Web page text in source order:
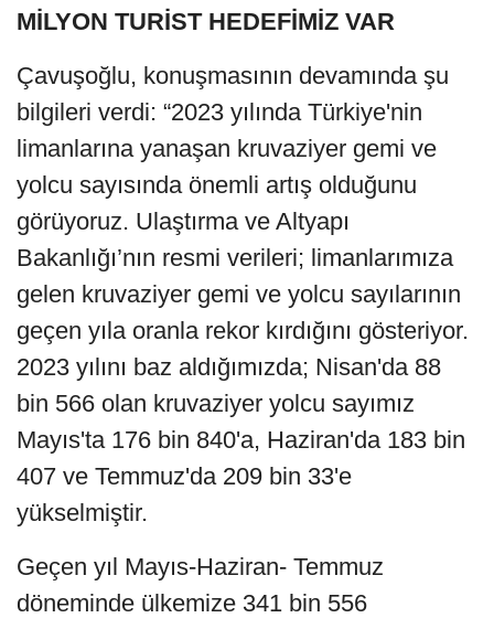
MİLYON TURİST HEDEFİMİZ VAR
Çavuşoğlu, konuşmasının devamında şu
bilgileri verdi: “2023 yılında Türkiye'nin
limanlarına yanaşan kruvaziyer gemi ve
yolcu sayısında önemli artış olduğunu
görüyoruz. Ulaştırma ve Altyapı
Bakanlığı’nın resmi verileri; limanlarımıza
gelen kruvaziyer gemi ve yolcu sayılarının
geçen yıla oranla rekor kırdığını gösteriyor.
2023 yılını baz aldığımızda; Nisan'da 88
bin 566 olan kruvaziyer yolcu sayımız
Mayıs'ta 176 bin 840'a, Haziran'da 183 bin
407 ve Temmuz'da 209 bin 33'e
yükselmiştir.
Geçen yıl Mayıs-Haziran- Temmuz
döneminde ülkemize 341 bin 556